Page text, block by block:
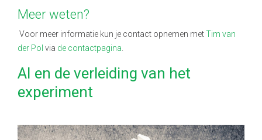
Meer weten?
Voor meer informatie kun je contact opnemen metTim van
der Pol via de contactpagina.
AI en de verleiding van het
experiment